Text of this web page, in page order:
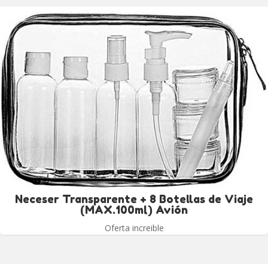
Neceser Transparente + 8 Botellas de Viaje
(MAX.100ml) Avión
Oferta increible